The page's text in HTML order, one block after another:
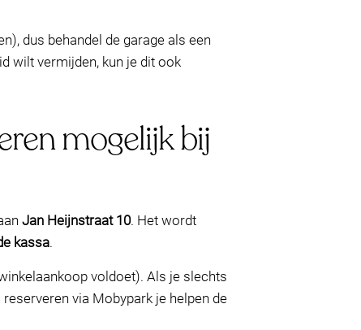
dus behandel de garage als een
wilt vermijden, kun je dit ook
mogelijk bij
Jan Heijnstraat 10. Het wordt
kassa.
voldoet). Als je slechts
via Mobypark je helpen de